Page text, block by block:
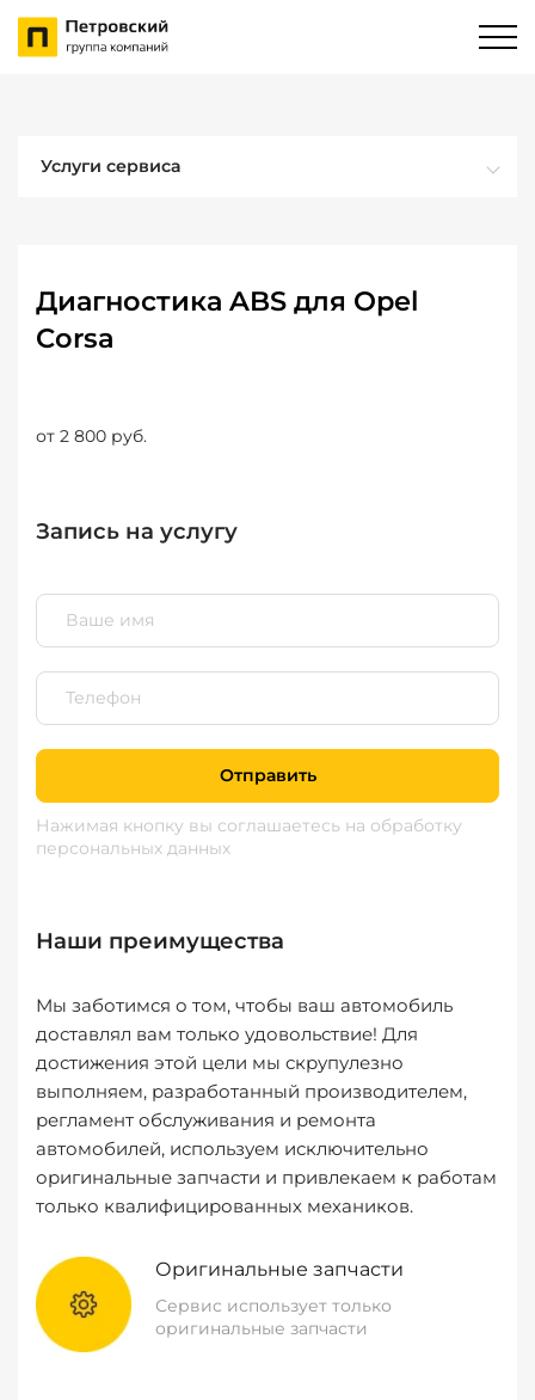
Услуги сервиса
Диагностика ABS для Opel
Corsa
от 2 800 руб.
Запись на услугу
Отправить
Нажимая кнопку вы соглашаетесь на обработку
персональных данных
Наши преимущества
Мы заботимся о том, чтобы ваш автомобиль
доставлял вам только удовольствие! Для
достижения этой цели мы скрупулезно
выполняем, разработанный производителем,
регламент обслуживания и ремонта
автомобилей, используем исключительно
оригинальные запчасти и привлекаем к работам
только квалифицированных механиков.
Оригинальные запчасти
Сервис использует только
оригинальные запчасти